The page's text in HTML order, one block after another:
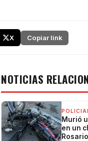
X Copiar link
NOTICIAS
Murió
en un
Rosario